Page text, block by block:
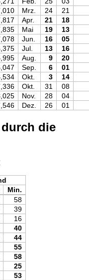
Mrz. 24
21
Apr. 21
18
Mai 19
13
Jun. 16
05
Jul. 13
16
Aug. 9
20
Sep. 6
01
Okt. 3
14
Okt. 31
08
Nov. 28
04
Dez. 26 01
die
Min.
58
39
16
40
44
55
58
25
53